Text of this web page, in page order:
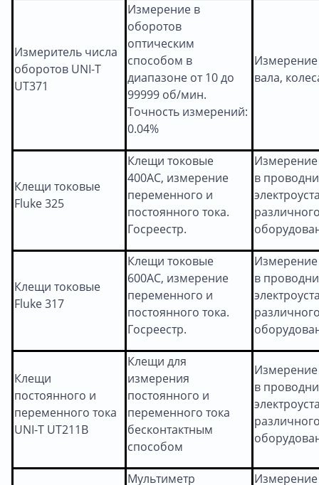
Измеритель числа
оборотов UNI-T
UT371
Измерение в
оборотов
оптическим
способом в
диапазоне от 10 до
99999 об/мин.
Точность измерений:
0.04%
вала,
Клещи токовые
Fluke 325
Клещи токовые
400АС, измерение
переменного и
постоянного тока.
Госреестр.
в
Клещи токовые
Fluke 317
Клещи токовые
600АС, измерение
переменного и
постоянного тока.
Госреестр.
в
Клещи
постоянного и
переменного тока
UNI-T UT211B
Клещи для
измерения
постоянного и
переменного тока
бесконтактным
способом
в
Мультиметр
Измерение